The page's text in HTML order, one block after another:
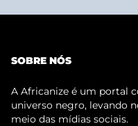
SOBRE NÓS
A Africanize é um portal
universo negro, levando
meio das mídias sociais.